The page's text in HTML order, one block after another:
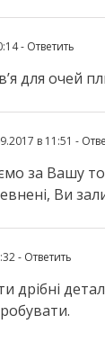
- Ответить
для очей
в 11:51 -
за Вашу
Ви
- Ответить
дрібні